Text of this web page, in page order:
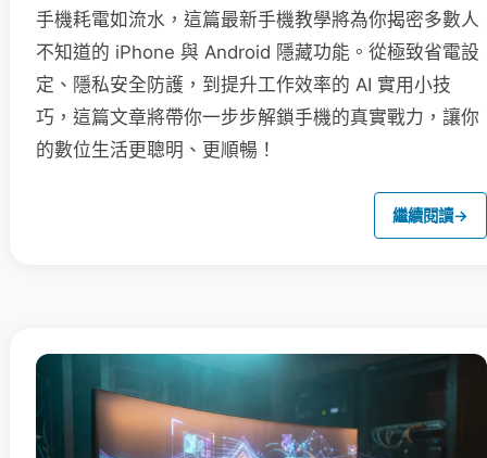
手機耗電如流水，這篇最新手機教學將為你揭密多數人
不知道的 iPhone 與 Android 隱藏功能。從極致省電設
定、隱私安全防護，到提升工作效率的 AI 實用小技
巧，這篇文章將帶你一步步解鎖手機的真實戰力，讓你
的數位生活更聰明、更順暢！
繼續閱讀→